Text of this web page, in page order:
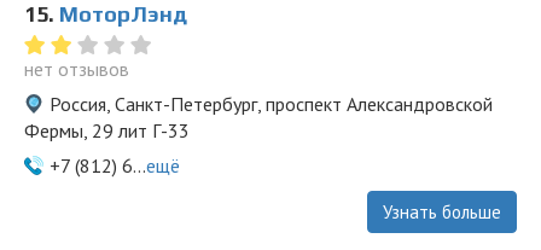
15. МоторЛэнд
нет отзывов
Россия, Санкт-Петербург, проспект Александровской
Фермы, 29 лит Г-33
+7 (812) 6...ещё
Узнать больше